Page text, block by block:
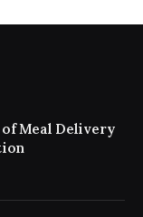
of Meal Delivery